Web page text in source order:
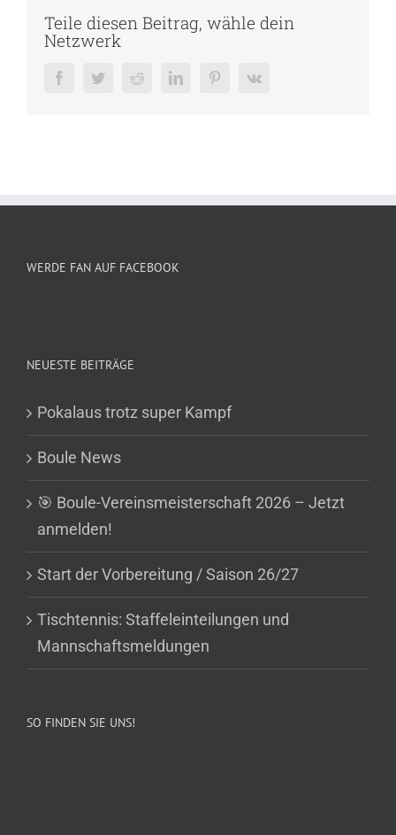
Teile diesen Beitrag, wähle dein
Netzwerk
FacebookTwitterRedditLinkedInPinterestVk
WERDE FAN AUF FACEBOOK
NEUESTE BEITRÄGE
Pokalaus trotz super Kampf
Boule News
🎯 Boule-Vereinsmeisterschaft 2026 – Jetzt
anmelden!
Start der Vorbereitung / Saison 26/27
Tischtennis: Staffeleinteilungen und
Mannschaftsmeldungen
SO FINDEN SIE UNS!